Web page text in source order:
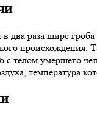
раза шире
происхождения.
телом умершего
температура